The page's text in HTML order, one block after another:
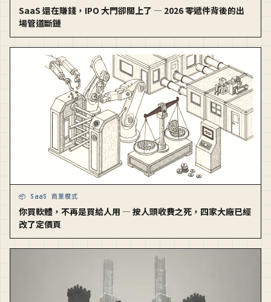
SaaS 還在賺錢，IPO 大門卻關上了 — 2026 零遞件背後的出
場管道斷鏈
📦 SaaS 商業模式
你買軟體，不再是買給人用 — 按人頭收費之死，四家大廠已經
改了定價頁